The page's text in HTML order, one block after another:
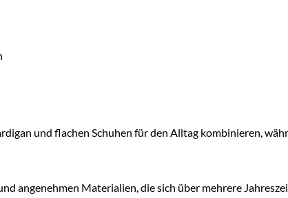
und flachen Schuhen für den Alltag kombinieren,
angenehmen Materialien, die sich über mehrere